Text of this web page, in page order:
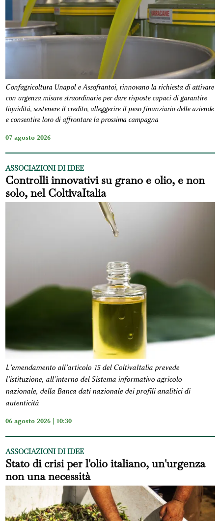
Confagricoltura Unapol e Assofrantoi, rinnovano la richiesta di attivare
con urgenza misure straordinarie per dare risposte capaci di garantire
liquidità, sostenere il credito, alleggerire il peso finanziario delle aziende
e consentire loro di affrontare la prossima campagna
07 agosto 2026
ASSOCIAZIONI DI IDEE
Controlli innovativi su grano e olio, e non
solo, nel ColtivaItalia
L’emendamento all’articolo 15 del ColtivaItalia prevede
l’istituzione, all’interno del Sistema informativo agricolo
nazionale, della Banca dati nazionale dei profili analitici di
autenticità
06 agosto 2026 | 10:30
ASSOCIAZIONI DI IDEE
Stato di crisi per l'olio italiano, un'urgenza
non una necessità